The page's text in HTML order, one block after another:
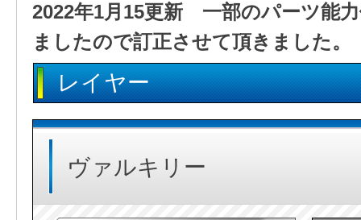
2022年1月15更新 一部のパーツ能
ましたので訂正させて頂きました。
レイヤー
ヴァルキリー